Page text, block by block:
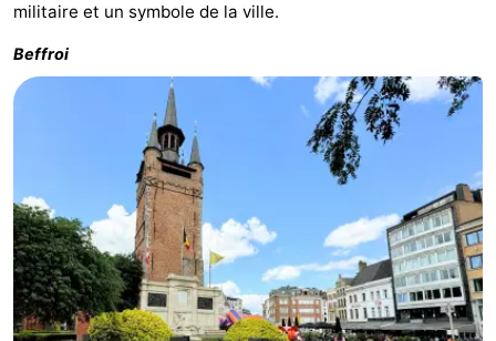
militaire et un symbole de la ville.
Beffroi